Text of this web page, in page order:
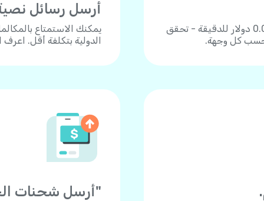
اتصل بأكثر من 190 دولة بأسعار زهيدة تبدأ من 0.04 دولار للدقيقة - تحقق
حسب كل وجهة.
أرسل رسائل
يمكنك الاستمتاع
الدولية بتكلفة أقل.